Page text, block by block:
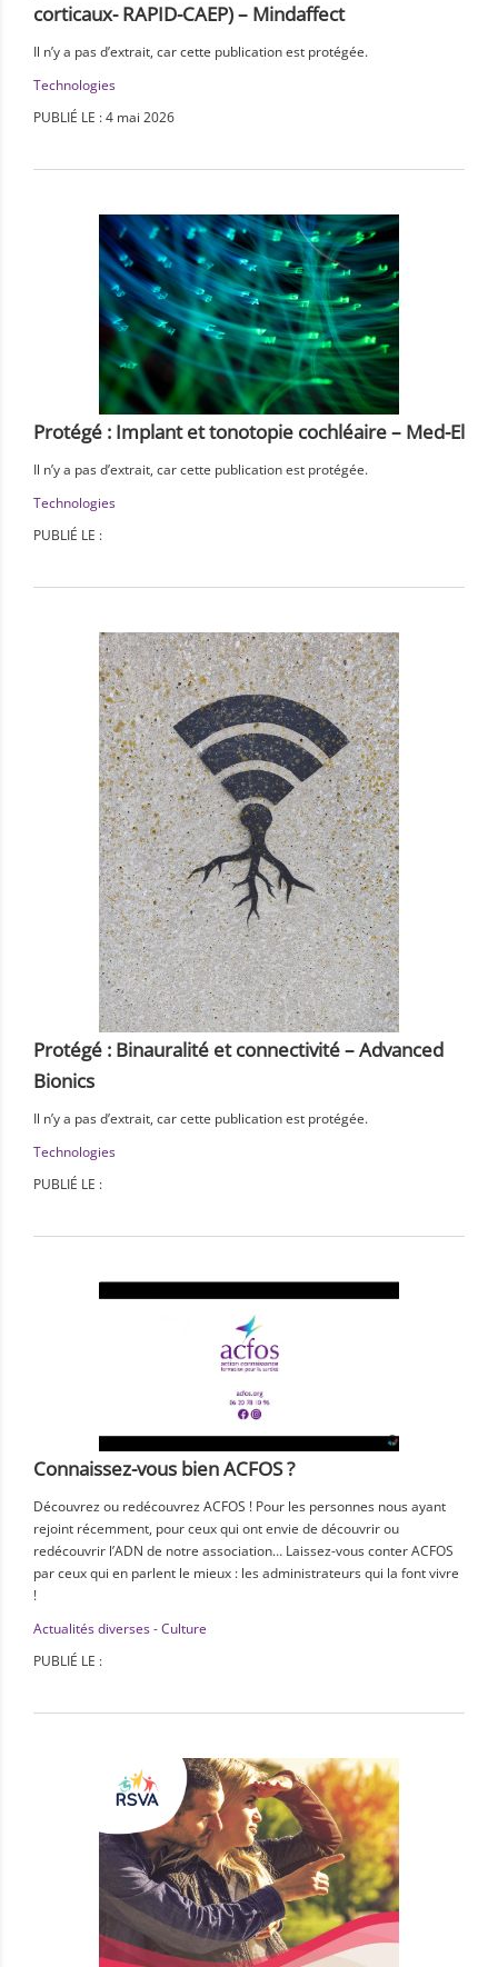
corticaux- RAPID-CAEP) – Mindaffect
Il n’y a pas d’extrait, car cette publication est protégée.
Technologies
PUBLIÉ LE : 4 mai 2026
Protégé : Implant et tonotopie cochléaire – Med-El
Il n’y a pas d’extrait, car cette publication est protégée.
Technologies
PUBLIÉ LE :
Protégé : Binauralité et connectivité – Advanced
Bionics
Il n’y a pas d’extrait, car cette publication est protégée.
Technologies
PUBLIÉ LE :
Connaissez-vous bien ACFOS ?
Découvrez ou redécouvrez ACFOS ! Pour les personnes nous ayant
rejoint récemment, pour ceux qui ont envie de découvrir ou
redécouvrir l’ADN de notre association… Laissez-vous conter ACFOS
par ceux qui en parlent le mieux : les administrateurs qui la font vivre
!
Actualités diverses - Culture
PUBLIÉ LE :